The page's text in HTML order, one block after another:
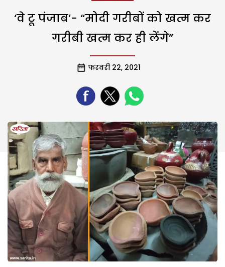
‘वे टू पंजाब’- “मोदी गरीबों को खत्म कर
गरीबी खत्म कर ही लेंगे”
फरवरी 22, 2021